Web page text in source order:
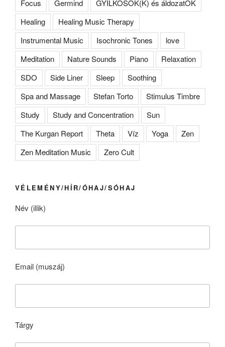
Focus Germind
GYILKOSOK(K) és áldozatOK
Healing
Healing Music Therapy
Instrumental Music
Isochronic Tones
love
Meditation
Nature Sounds Piano
Relaxation
SDO
Side Liner Sleep
Soothing
Spa and Massage
Stefan Torto
Stimulus Timbre
Study
Study and Concentration
Sun
The Kurgan Report
Theta Víz Yoga
Zen
Zen Meditation Music
Zero Cult
VÉLEMÉNY/HÍR/ÓHAJ/SÓHAJ
Név (illik)
Email (muszáj)
Tárgy